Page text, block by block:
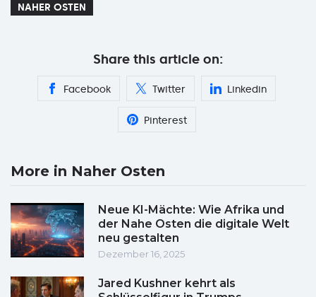
NAHER OSTEN
Share this article on:
Facebook Twitter Linkedin
Pinterest
More in Naher Osten
Neue KI-Mächte: Wie Afrika und
der Nahe Osten die digitale Welt
neu gestalten
Dezember 16, 2025
Jared Kushner kehrt als